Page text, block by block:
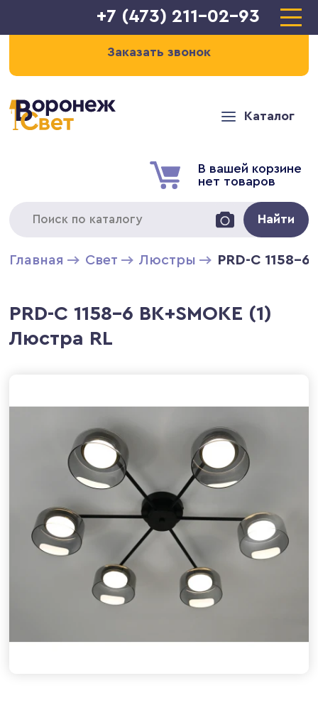
+7 (473) 211-02-93
Заказать звонок
Каталог
В вашей корзине
нет товаров
Найти
Главная Свет Люстры PRD-C 1158-6
PRD-C 1158-6 BK+SMOKE (1)
Люстра RL